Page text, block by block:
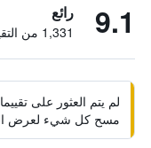
9.1 رائع
1,331 من التقييمات تم التحقق منها
لم يتم العثور على
مسح كل شيء لعرض